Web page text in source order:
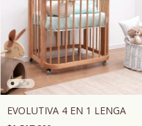
EVOLUTIVA 4 EN 1 LENGA